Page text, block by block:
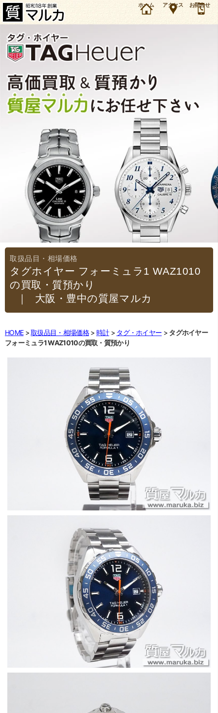
大阪・池田市のお客様よりタグホイヤー フォーミュラ1 WAZ1010を8万円で買取・質預かりし
ました。タグホイヤー 時計の買取＆質預かり・質入れは大阪・豊中の質屋マルカにお任せ下さ
い。（2025年9月時点の価格です）
ホーム アクセス お問合せ
タグホイヤー フォーミュラ1 WAZ1010
の買取・質預かり
｜大阪・豊中の質屋マルカ
HOME 取扱品目・相場価格 時計 タグ・ホイヤー
タグホイヤー
フォーミュラ1 WAZ1010の買取・質預かり